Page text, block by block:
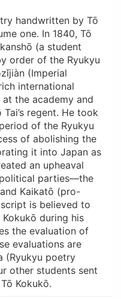
handwritten by Tō
one. In 1840, Tō
(a student
order of the Ryukyu
(Imperial
international
the academy and
regent. He took
of the Ryukyu
of abolishing the
it into Japan as
an upheaval
parties—the
Kaikatō (pro-
is believed to
during his
the evaluation of
evaluations are
(Ryukyu poetry
other students sent
Kokukō.